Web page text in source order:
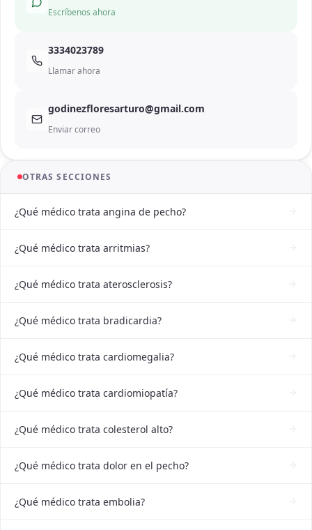
Escríbenos ahora
3334023789
Llamar ahora
godinezfloresarturo@gmail.com
Enviar correo
OTRAS SECCIONES
¿Qué médico trata angina de pecho?
¿Qué médico trata arritmias?
¿Qué médico trata aterosclerosis?
¿Qué médico trata bradicardia?
¿Qué médico trata cardiomegalia?
¿Qué médico trata cardiomiopatía?
¿Qué médico trata colesterol alto?
¿Qué médico trata dolor en el pecho?
¿Qué médico trata embolia?